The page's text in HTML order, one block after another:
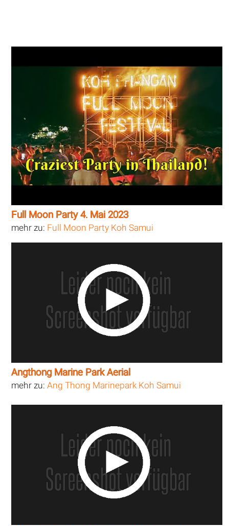
Full Moon Party 4. Mai 2023
mehr zu: Full Moon Party Koh Samui
Angthong Marine Park Aerial
mehr zu:Ang Thong Marinepark Koh Samui